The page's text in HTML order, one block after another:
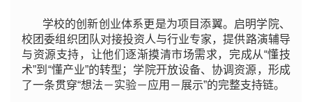
学校的创新创业体系更是为项目添翼。 启明学院、
校团委组织团队对接投资人与行业专家，提供路演辅导
与资源支持，让他们逐渐摸清市场需求，完成从“懂技
术”到“懂产业”的转型；学院开放设备、协调资源，形成
了一条贯穿“想法－实验－应用－展示”的完整支持链。